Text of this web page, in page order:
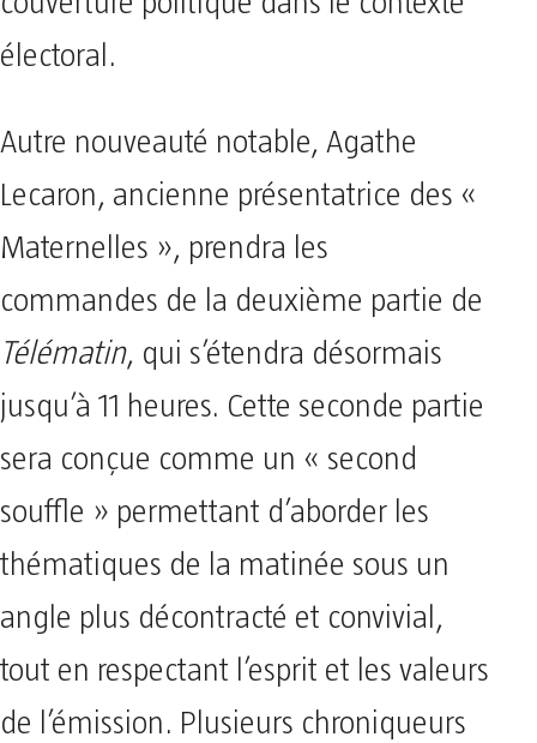
électoral.
Autre nouveauté notable, Agathe
Lecaron, ancienne présentatrice des «
Maternelles », prendra les
commandes de la deuxième partie de
Télématin, qui s’étendra désormais
jusqu’à 11 heures. Cette seconde partie
sera conçue comme un « second
souffle » permettant d’aborder les
thématiques de la matinée sous un
angle plus décontracté et convivial,
tout en respectant l’esprit et les valeurs
de l’émission. Plusieurs chroniqueurs